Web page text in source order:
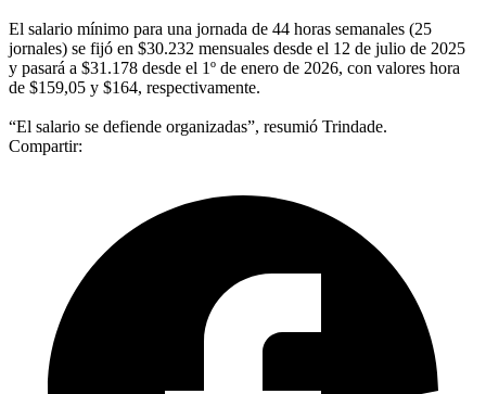
El salario mínimo para una jornada de 44 horas semanales (25
jornales) se fijó en $30.232 mensuales desde el 12 de julio de 2025
y pasará a $31.178 desde el 1º de enero de 2026, con valores hora
de $159,05 y $164, respectivamente.
“El salario se defiende organizadas”, resumió Trindade.
Compartir: